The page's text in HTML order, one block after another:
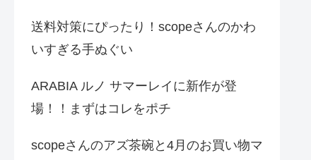
送料対策にぴったり！scopeさんのかわ
いすぎる手ぬぐい
ARABIA ルノ サマーレイに新作が登
場！！まずはコレをポチ
scopeさんのアズ茶碗と4月のお買い物マ